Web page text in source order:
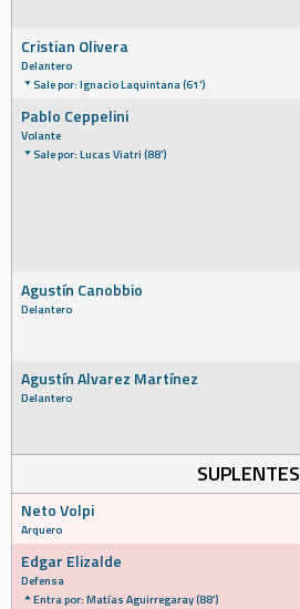
Cristian Olivera
Delantero
Sale por: Ignacio Laquintana (61')
Pablo Ceppelini
Volante
Sale por: Lucas Viatri (88')
Agustín Canobbio
Delantero
Agustín Alvarez Martínez
Delantero
SUPLENTES
Neto Volpi
Arquero
Edgar Elizalde
Defensa
Entra por: Matías Aguirregaray (88')